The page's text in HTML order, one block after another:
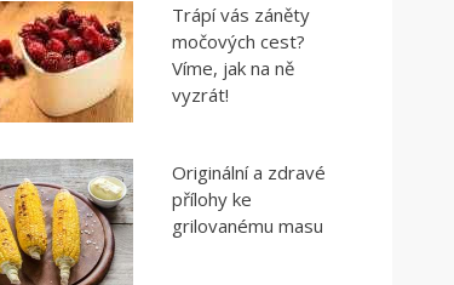
Trápí vás záněty
močových cest?
Víme, jak na ně
vyzrát!
Originální a zdravé
přílohy ke
grilovanému masu